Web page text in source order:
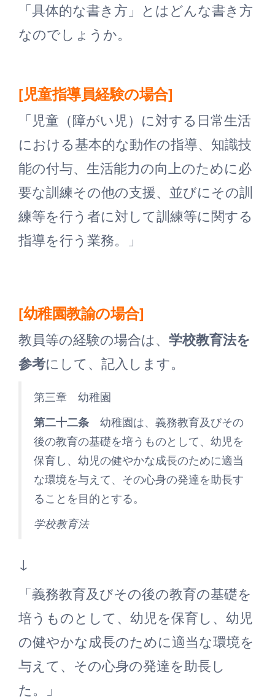
「具体的な書き方」とはどんな書き方
なのでしょうか。
[児童指導員経験の場合]
「児童（障がい児）に対する日常生活
における基本的な動作の指導、知識技
能の付与、生活能力の向上のために必
要な訓練その他の支援、並びにその訓
練等を行う者に対して訓練等に関する
指導を行う業務。」
[幼稚園教諭の場合]
教員等の経験の場合は、 学校教育法を
参考にして、記入します。
第三章 幼稚園
第二十二条 幼稚園は、義務教育及びその
後の教育の基礎を培うものとして、幼児を
保育し、幼児の健やかな成長のために適当
な環境を与えて、その心身の発達を助長す
ることを目的とする。
学校教育法
↓
「義務教育及びその後の教育の基礎を
培うものとして、幼児を保育し、幼児
の健やかな成長のために適当な環境を
与えて、その心身の発達を助長し
た。」